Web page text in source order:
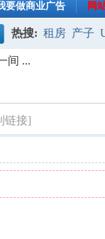
要做商业广告 网
热搜: 租房 产子
间 ...
链接]